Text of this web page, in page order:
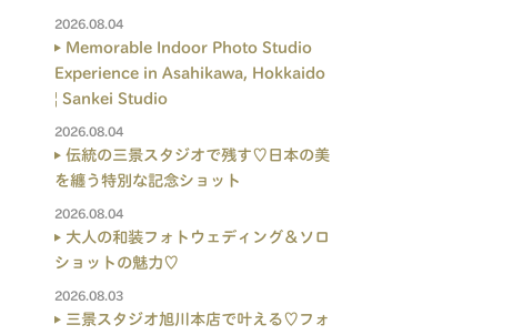
2026.08.04
Memorable Indoor Photo Studio
Experience in Asahikawa, Hokkaido
| Sankei Studio
2026.08.04
伝統の三景スタジオで残す♡日本の美
を纏う特別な記念ショット
2026.08.04
大人の和装フォトウェディング＆ソロ
ショットの魅力♡
2026.08.03
三景スタジオ旭川本店で叶える♡フォ